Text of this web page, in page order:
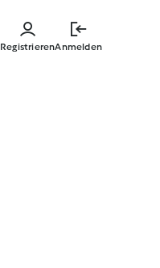
RegistrierenAnmelden